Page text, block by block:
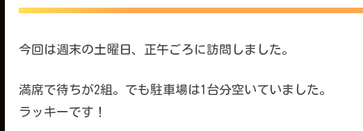
今回は週末の土曜日、正午ごろに訪問しました。
満席で待ちが2組。でも駐車場は1台分空いていました。
ラッキーです！